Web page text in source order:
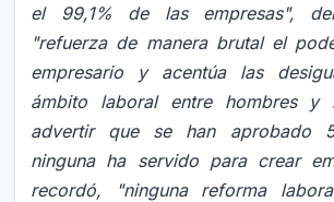
el 99,1% de las empresas",
"refuerza de manera brutal el
empresario y acentúa las
ámbito laboral entre hombres y
advertir que se han aprobado
ninguna ha servido para crear
recordó, "ninguna reforma